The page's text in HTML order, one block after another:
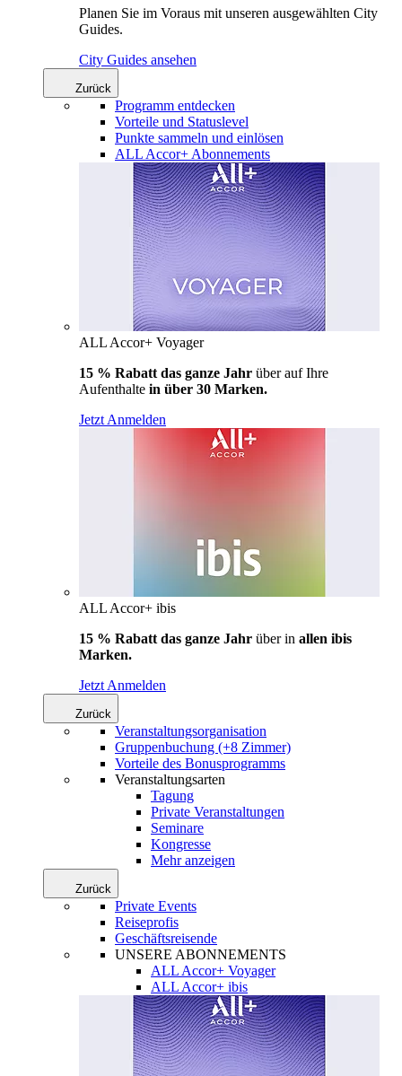
Planen Sie im Voraus mit unseren ausgewählten City
Guides.
City Guides ansehen
Zurück
Programm entdecken
Vorteile und Statuslevel
Punkte sammeln und einlösen
ALL Accor+ Abonnements
ALL Accor+ Voyager
15 % Rabatt das ganze Jahr über auf Ihre
Aufenthalte in über 30 Marken.
Jetzt Anmelden
ALL Accor+ ibis
15 % Rabatt das ganze Jahr über in allen ibis
Marken.
Jetzt Anmelden
Zurück
Veranstaltungsorganisation
Gruppenbuchung (+8 Zimmer)
Vorteile des Bonusprogramms
Veranstaltungsarten
Tagung
Private Veranstaltungen
Seminare
Kongresse
Mehr anzeigen
Zurück
Private Events
Reiseprofis
Geschäftsreisende
UNSERE ABONNEMENTS
ALL Accor+ Voyager
ALL Accor+ ibis